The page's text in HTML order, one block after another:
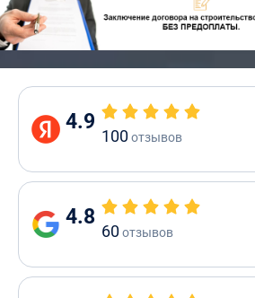
4.9
100отзывов
4.8
60отзывов